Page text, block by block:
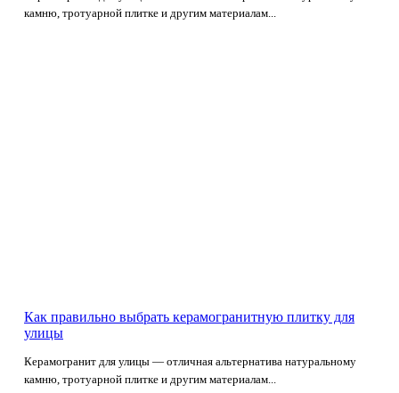
камню, тротуарной плитке и другим материалам...
Как правильно выбрать керамогранитную плитку для
улицы
Керамогранит для улицы — отличная альтернатива натуральному
камню, тротуарной плитке и другим материалам...